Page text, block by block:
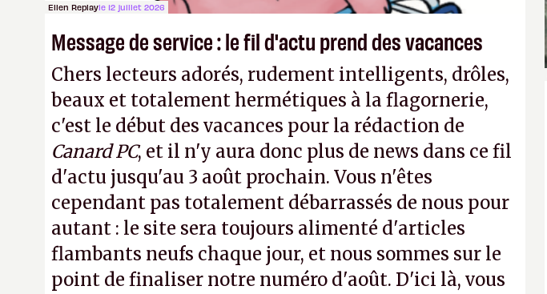
Ellen Replayle 12 juillet 2026
Message de service : le fil d'actu prend des vacances
Chers lecteurs adorés, rudement intelligents, drôles,
beaux et totalement hermétiques à la flagornerie,
c'est le début des vacances pour la rédaction de
Canard PC, et il n'y aura donc plus de news dans ce fil
d'actu jusqu'au 3 août prochain. Vous n'êtes
cependant pas totalement débarrassés de nous pour
autant : le site sera toujours alimenté d'articles
flambants neufs chaque jour, et nous sommes sur le
point de finaliser notre numéro d'août. D'ici là, vous